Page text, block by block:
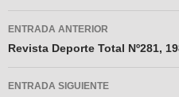
Navegador
de
entradas
ENTRADA ANTERIOR
Revista Deporte Total Nº281,
ENTRADA SIGUIENTE